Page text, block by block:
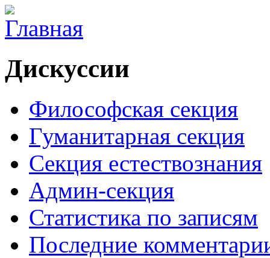
Дискуссии
Философская секция
Гуманитарная секция
Секция естествознания
Админ-секция
Статистика по записям
Последние